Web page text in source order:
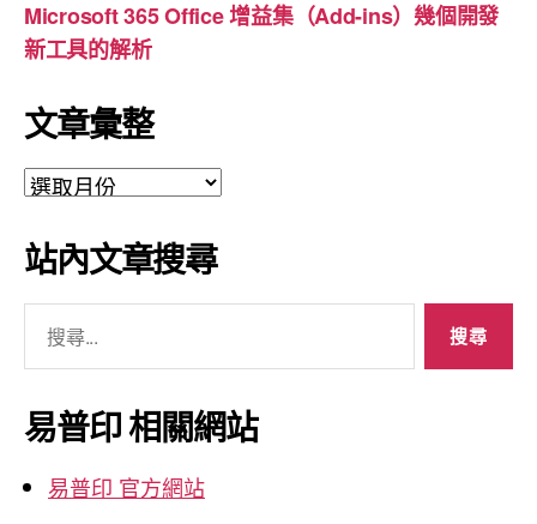
Microsoft 365 Office 增益集（Add-ins）幾個開發
新工具的解析
文章彙整
文
彙
整
站內文章搜尋
關
鍵
字:
易普印 相關網站
易普印 官方網站